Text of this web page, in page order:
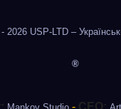
2026 USP-LTD –
®